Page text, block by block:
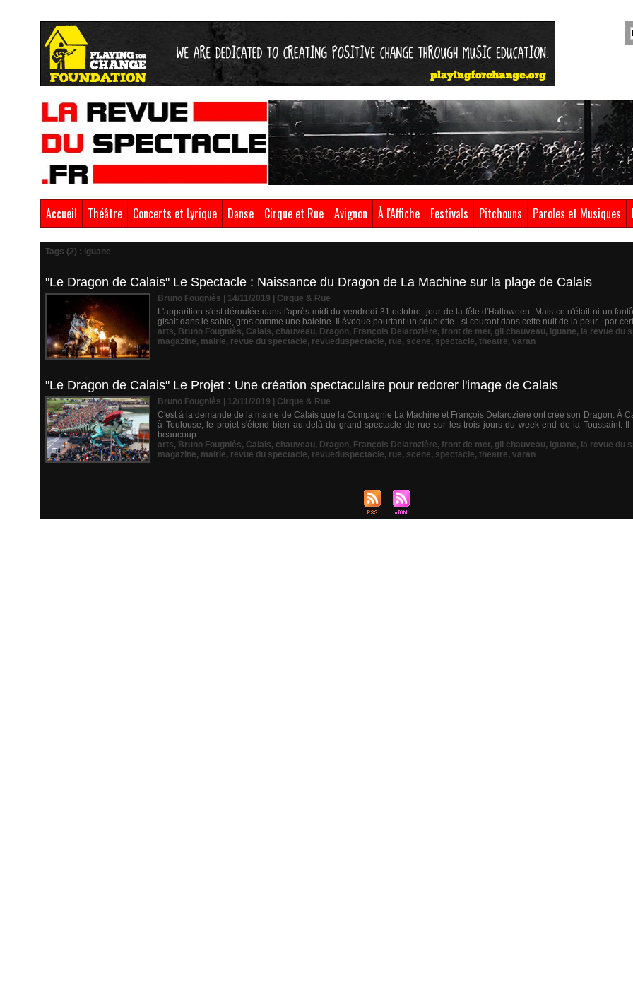
Accueil Théâtre Concerts et Lyrique Danse Cirque et Rue Avignon À l'Affiche Festivals Pitchouns Paroles et Musiques
Tags (2) : iguane
"Le Dragon de Calais" Le Spectacle : Naissance du Dragon de La Machine sur la plage de Calais
Bruno Fougniès | 14/11/2019
Cirque & Rue
L'apparition s'est déroulée dans l'après-midi du vendredi 31 octobre, jour de la fête d'Halloween. Mais ce n'était ni un
gisait dans le sable, gros comme une baleine. Il évoque pourtant un squelette - si courant dans cette nuit de la peur - par
arts, Bruno Fougniès, Calais, chauveau, Dragon, François Delarozière, front de mer, gil chauveau, iguane, la revue du
magazine, mairie, revue du spectacle, revueduspectacle, rue, scene, spectacle, theatre, varan
"Le Dragon de Calais" Le Projet : Une création spectaculaire pour redorer l'image de Calais
Bruno Fougniès | 12/11/2019
Cirque & Rue
C'est à la demande de la mairie de Calais que la Compagnie La Machine et François Delarozière ont créé son Dragon. À
à Toulouse, le projet s'étend bien au-delà du grand spectacle de rue sur les trois jours du week-end de la Toussaint. Il
beaucoup...
arts, Bruno Fougniès, Calais, chauveau, Dragon, François Delarozière, front de mer, gil chauveau, iguane, la revue du
magazine, mairie, revue du spectacle, revueduspectacle, rue, scene, spectacle, theatre, varan